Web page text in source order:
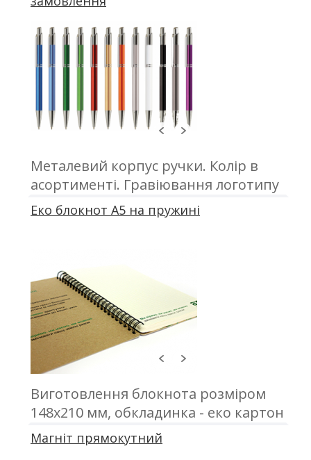
Металевий корпус ручки. Колір в
асортименті. Гравіювання логотипу
компанії на ручках
Еко блокнот А5 на пружині
Виготовлення блокнота розміром
148х210 мм, обкладинка - еко картон
з друком; блок 50 аркушів, офсетний
друк; кріплення - металева пружина
Магніт прямокутний